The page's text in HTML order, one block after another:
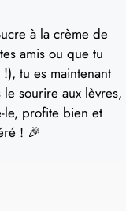
à la crème de
amis ou que tu
tu es maintenant
sourire aux lèvres,
le, profite bien et
! 🎉